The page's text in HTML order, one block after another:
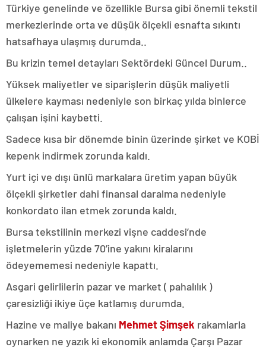
Türkiye genelinde ve özellikle Bursa gibi önemli tekstil
merkezlerinde orta ve düşük ölçekli esnafta sıkıntı
hatsafhaya ulaşmış durumda..
Bu krizin temel detayları Sektördeki Güncel Durum..
Yüksek maliyetler ve siparişlerin düşük maliyetli
ülkelere kayması nedeniyle son birkaç yılda binlerce
çalışan işini kaybetti.
Sadece kısa bir dönemde binin üzerinde şirket ve KOBİ
kepenk indirmek zorunda kaldı.
Yurt içi ve dışı ünlü markalara üretim yapan büyük
ölçekli şirketler dahi finansal daralma nedeniyle
konkordato ilan etmek zorunda kaldı.
Bursa tekstilinin merkezi vişne caddesi’nde
işletmelerin yüzde 70’ine yakını kiralarını
ödeyememesi nedeniyle kapattı.
Asgari gelirlilerin pazar ve market ( pahalılık )
çaresizliği ikiye üçe katlamış durumda.
Hazine ve maliye bakanı Mehmet Şimşek rakamlarla
oynarken ne yazık ki ekonomik anlamda Çarşı Pazar